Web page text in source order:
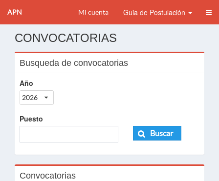
APN Mi cuenta Guia de Postulación
CONVOCATORIAS
Busqueda de convocatorias
Año
2026
Puesto
Buscar
Convocatorias